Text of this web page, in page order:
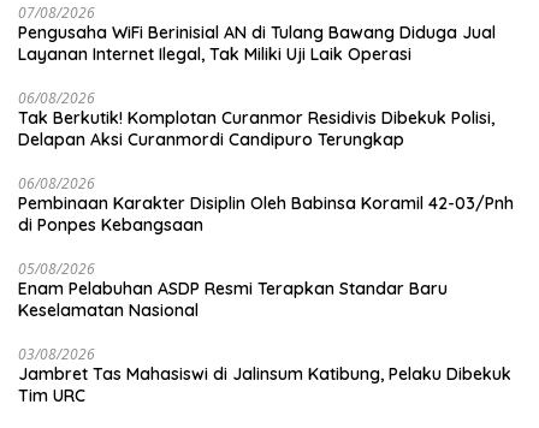
07/08/2026
Pengusaha WiFi Berinisial AN di Tulang Bawang Diduga Jual
Layanan Internet Ilegal, Tak Miliki Uji Laik Operasi
06/08/2026
Tak Berkutik! Komplotan Curanmor Residivis Dibekuk Polisi,
Delapan Aksi Curanmordi Candipuro Terungkap
06/08/2026
Pembinaan Karakter Disiplin Oleh Babinsa Koramil 42-03/Pnh
di Ponpes Kebangsaan
05/08/2026
Enam Pelabuhan ASDP Resmi Terapkan Standar Baru
Keselamatan Nasional
03/08/2026
Jambret Tas Mahasiswi di Jalinsum Katibung, Pelaku Dibekuk
Tim URC